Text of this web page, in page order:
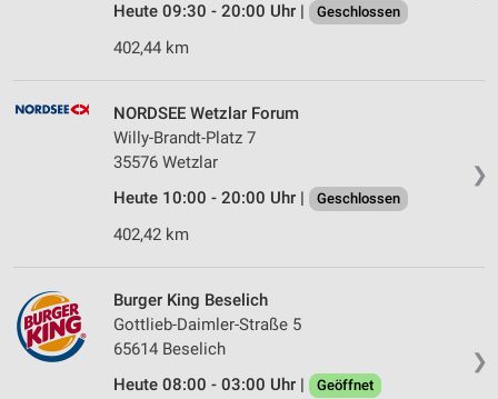
Heute 09:30 - 20:00 Uhr |
Geschlossen
402,44 km
❯
NORDSEE Wetzlar Forum
Willy-Brandt-Platz 7
35576 Wetzlar
Heute 10:00 - 20:00 Uhr |
Geschlossen
402,42 km
❯
Burger King Beselich
Gottlieb-Daimler-Straße 5
65614 Beselich
Heute 08:00 - 03:00 Uhr |
Geöffnet